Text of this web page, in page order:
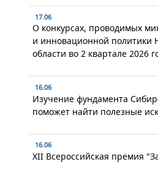
17.06
О конкурсах, проводимых
и инновационной политики
области во 2 квартале 2026
16.06
Изучение фундамента
поможет найти полезные
16.06
XII Всероссийская премия